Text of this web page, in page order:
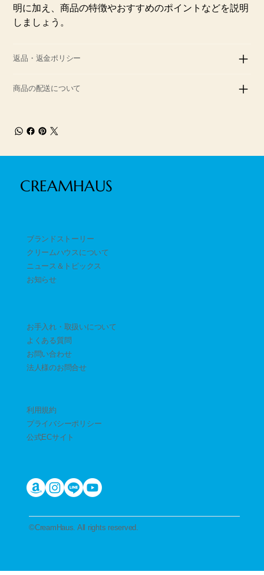
明に加え、商品の特徴やおすすめのポイントなどを説明
しましょう。
返品・返金ポリシー
商品の配送について
​©︎CreamHaus. All rights reserved.
利用規約
プライバシーポリシー
公式ECサイト
ブランドストーリー
クリームハウスについて
ニュース＆トピックス
​お知らせ
お手入れ・取扱いについて
よくある質問
お問い合わせ
​法人様のお問合せ
CREAMHAUS